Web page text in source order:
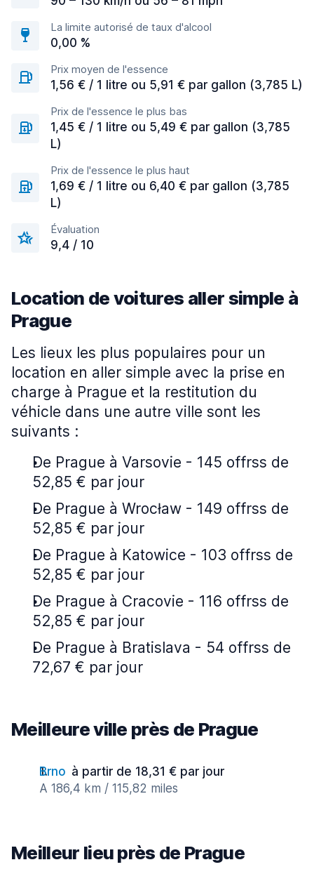
La limite autorisé de taux d'alcool
0,00 %
Prix moyen de l'essence
1,56 € / 1 litre ou 5,91 € par gallon (3,785 L)
Prix de l'essence le plus bas
1,45 € / 1 litre ou 5,49 € par gallon (3,785
L)
Prix de l'essence le plus haut
1,69 € / 1 litre ou 6,40 € par gallon (3,785
L)
Évaluation
9,4 / 10
Location de voitures aller simple à
Prague
Les lieux les plus populaires pour un
location en aller simple avec la prise en
charge à Prague et la restitution du
véhicle dans une autre ville sont les
suivants :
De Prague à Varsovie - 145 offrss de
52,85 € par jour
De Prague à Wrocław - 149 offrss de
52,85 € par jour
De Prague à Katowice - 103 offrss de
52,85 € par jour
De Prague à Cracovie - 116 offrss de
52,85 € par jour
De Prague à Bratislava - 54 offrss de
72,67 € par jour
Meilleure ville près de Prague
Brno à partir de 18,31 € par jour
A 186,4 km / 115,82 miles
Meilleur lieu près de Prague